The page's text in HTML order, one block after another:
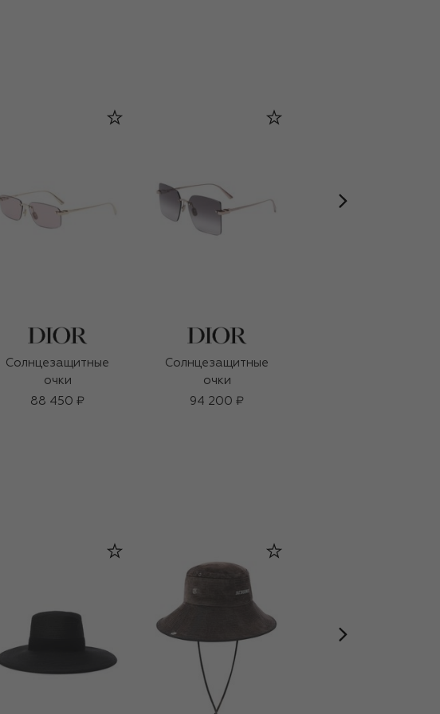
Солнцезащитные
очки
88 450 ₽
Солнцезащитные
очки
94 200 ₽